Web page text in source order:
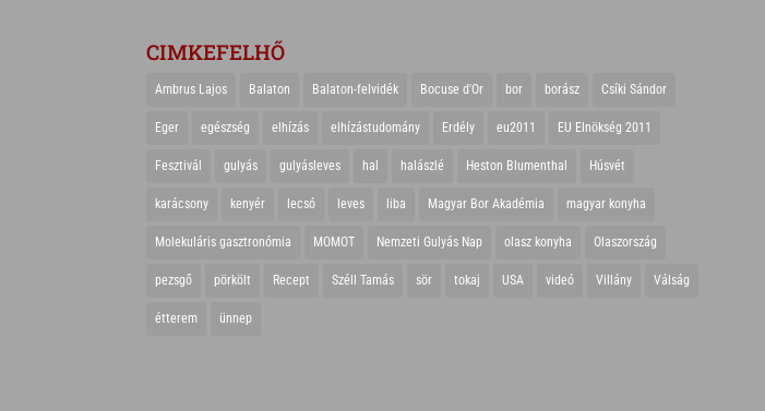
CIMKEFELHŐ
Ambrus Lajos Balaton Balaton-felvidék Bocuse d'Or bor borász Csíki Sándor
Eger egészség elhízás elhízástudomány Erdély eu2011 EU Elnökség 2011
Fesztivál gulyás gulyásleves hal halászlé Heston Blumenthal Húsvét
karácsony kenyér lecsó leves liba Magyar Bor Akadémia magyar konyha
Molekuláris gasztronómia MOMOT Nemzeti Gulyás Nap olasz konyha Olaszország
pezsgő pörkölt Recept Széll Tamás sör tokaj USA videó Villány Válság
étterem ünnep